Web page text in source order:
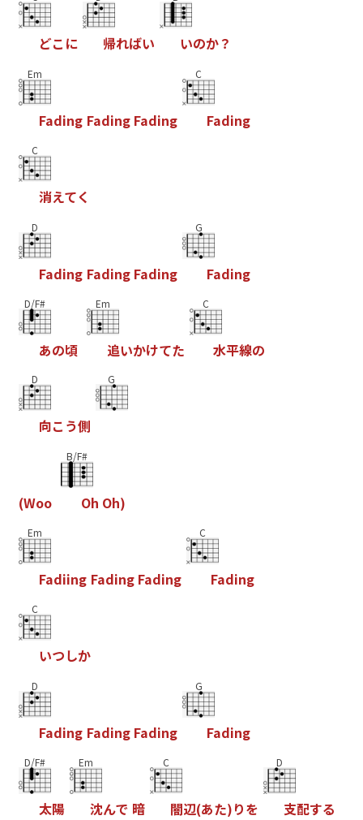
どこ に 帰ればい いのか？
Em
Fading Fading Fading
C
Fading
C
消えてく
D
Fading Fading Fading
G
Fading
D/F#
あの頃
Em
追いかけてた
C
水平線の
D
向こ う側
G
(Woo
B/F#
Oh Oh)
Em
Fadiing Fading Fading
C
Fading
C
いつしか
D
Fading Fading Fading
G
Fading
D/F#
太陽
Em
沈んで 暗
C
闇辺(あた)りを
D
支配する